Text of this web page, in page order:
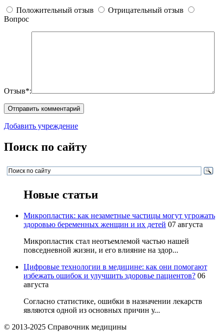
Положительный отзыв
Отрицательный отзыв
Вопрос
Отзыв*:
Добавить учреждение
Поиск по сайту
Новые статьи
Микропластик: как незаметные частицы могут угрожать
здоровью беременных женщин и их детей 07 августа
Микропластик стал неотъемлемой частью нашей
повседневной жизни, и его влияние на здор...
Цифровые технологии в медицине: как они помогают
избежать ошибок и улучшить здоровье пациентов? 06
августа
Согласно статистике, ошибки в назначении лекарств
являются одной из основных причин у...
© 2013-2025 Справочник медицины